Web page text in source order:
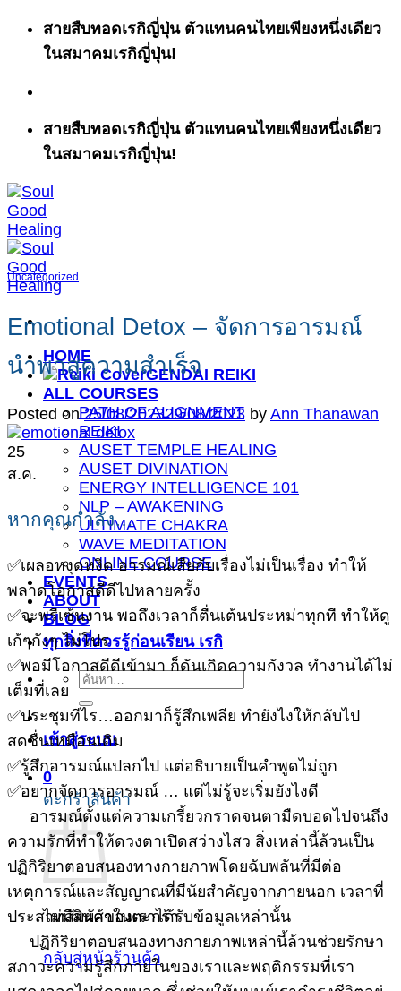
ข้าม
สายสืบทอดเรกิญี่ปุ่น ตัวแทนคนไทยเพียงหนึ่งเดียว
ในสมาคมเรกิญี่ปุ่น!
สายสืบทอดเรกิญี่ปุ่น ตัวแทนคนไทยเพียงหนึ่งเดียว
ในสมาคมเรกิญี่ปุ่น!
HOME
GENDAI REIKI
ALL COURSES
PATH OF ALIGNMENT
REIKI
AUSET TEMPLE HEALING
AUSET DIVINATION
ENERGY INTELLIGENCE 101
NLP – AWAKENING
ULTIMATE CHAKRA
WAVE MEDITATION
ONLINE COURSE
EVENTS
ABOUT
BLOG
ทุกสิ่งที่ควรรู้ก่อนเรียน เรกิ
ค้นหา:
เข้าสู่ระบบ
0
ตะกร้าสินค้า
ไม่มีสินค้าในตะกร้า
กลับสู่หน้าร้านค้า
Uncategorized
Emotional Detox – จัดการอารมณ์
นำพาสู่ความสำเร็จ
Posted on25/08/202329/08/2023 by Ann Thanawan
25
ส.ค.
หากคุณกำลัง…
✅เผลอหงุดหงิด อารมณ์เสียกับเรื่องไม่เป็นเรื่อง ทำให้
พลาดโอกาสดีดีไปหลายครั้ง
✅จะพรีเซ้นงาน พอถึงเวลาก็ตื่นเต้นประหม่าทุกที ทำให้ดู
เก้ๆกังๆ ไม่โปร
✅พอมีโอกาสดีดีเข้ามา ก็ดันเกิดความกังวล ทำงานได้ไม่
เต็มที่เลย
✅ประชุมทีไร…ออกมาก็รู้สึกเพลีย ทำยังไงให้กลับไป
สดชื่นเหมือนเดิม
✅รู้สึกอารมณ์แปลกไป แต่อธิบายเป็นคำพูดไม่ถูก
✅อยากจัดการอารมณ์ … แต่ไม่รู้จะเริ่มยังไงดี
อารมณ์ตั้งแต่ความเกรี้ยวกราดจนตามืดบอดไปจนถึง
ความรักที่ทำให้ดวงตาเปิดสว่างไสว สิ่งเหล่านี้ล้วนเป็น
ปฏิกิริยาตอบสนองทางกายภาพโดยฉับพลันที่มีต่อ
เหตุการณ์และสัญญาณที่มีนัยสำคัญจากภายนอก เวลาที่
ประสาทสัมผัสของเราได้รับข้อมูลเหล่านั้น
ปฏิกิริยาตอบสนองทางกายภาพเหล่านี้ล้วนช่วยรักษา
สภาวะความรู้สึกภายในของเราและพฤติกรรมที่เรา